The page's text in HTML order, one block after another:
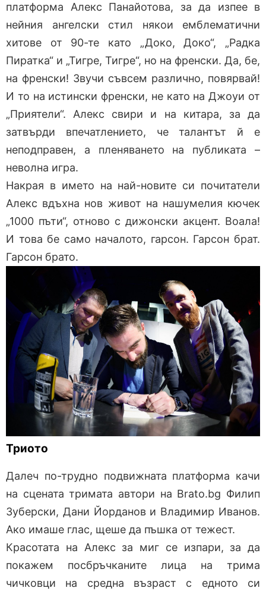
платформа Алекс Панайотова, за да изпее в
нейния ангелски стил някои емблематични
хитове от 90-те като „Доко, Доко“, „Радка
Пиратка“ и „Тигре, Тигре“, но на френски. Да, бе,
на френски! Звучи съвсем различно, повярвай!
И то на истински френски, не като на Джоуи от
„Приятели“. Алекс свири и на китара, за да
затвърди впечатлението, че талантът й е
неподправен, а пленяването на публиката –
неволна игра.
Накрая в името на най-новите си почитатели
Алекс вдъхна нов живот на нашумелия кючек
„1000 пъти“, отново с дижонски акцент. Воала!
И това бе само началото, гарсон. Гарсон брат.
Гарсон брато.
Триото
Далеч по-трудно подвижната платформа качи
на сцената тримата автори на Brato.bg Филип
Зуберски, Дани Йорданов и Владимир Иванов.
Ако имаше глас, щеше да пъшка от тежест.
Красотата на Алекс за миг се изпари, за да
покажем посбръчканите лица на трима
чичковци на средна възраст с едното си